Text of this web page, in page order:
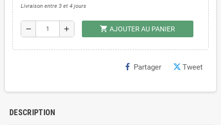
Livraison entre 3 et 4 jours
remove add shopping_cart AJOUTER AU PANIER
Partager Tweet
DESCRIPTION